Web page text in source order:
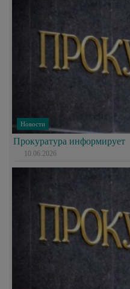
Новости
Прокуратура информирует
10.06.2026